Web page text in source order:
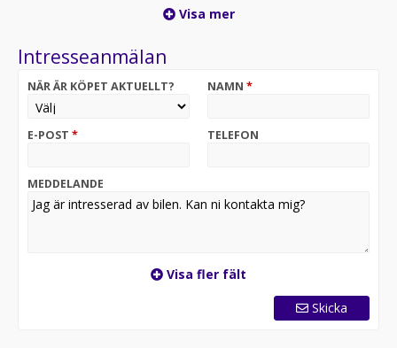
Total körsträcka på 6000 mil = +700 kr/mån
Vinterhjul dubb +333 kr/mån
Vid intresse kontakta ansvarig säljare Denny Söderqvist
denny.soderqvist@bendtbil.se innan ert besök för att
Välkommen till Bendt Bil i Halmstad. Vi byter gärna in
din nuvarande bil.
Visa mer
Intresseanmälan
NÄR ÄR KÖPET AKTUELLT? NAMN *
E-POST * TELEFON
MEDDELANDE
Visa fler fält
Skicka